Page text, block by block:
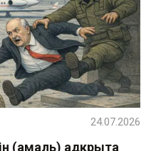
(амаль) адкрыта
24.07.2026